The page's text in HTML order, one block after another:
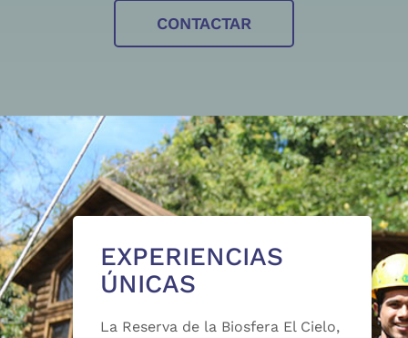
CONTACTAR
EXPERIENCIAS
ÚNICAS
La Reserva de la Biosfera El Cielo,